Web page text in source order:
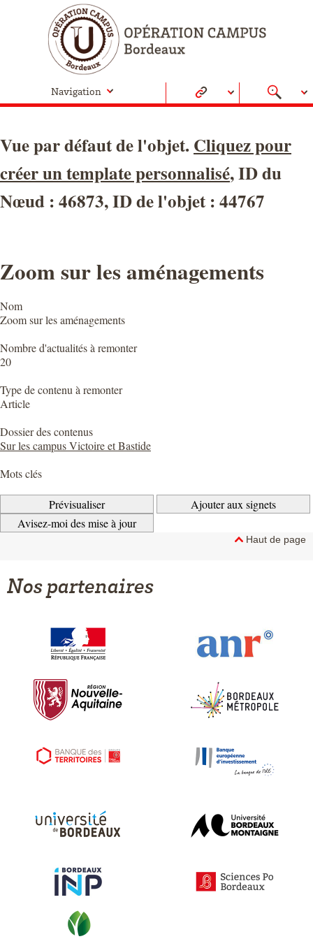
Navigation
Vue par défaut de l'objet.Cliquez pour
créer un template personnalisé, ID du
Nœud : 46873, ID de l'objet : 44767
Zoom sur les aménagements
Nom
Zoom sur les aménagements
Nombre d'actualités à remonter
20
Type de contenu à remonter
Article
Dossier des contenus
Sur les campus Victoire et Bastide
Mots clés
Haut de page
Nos partenaires